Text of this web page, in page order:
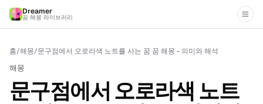
Dreamer
꿈 해몽 라이브러리
홈/해몽/문구점에서 오로라색 노트를 사는 꿈 꿈 해몽 - 의미와 해석
해몽
문구점에서 오로라색 노트